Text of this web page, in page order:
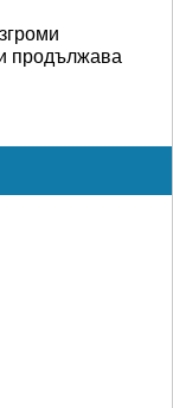
продължава